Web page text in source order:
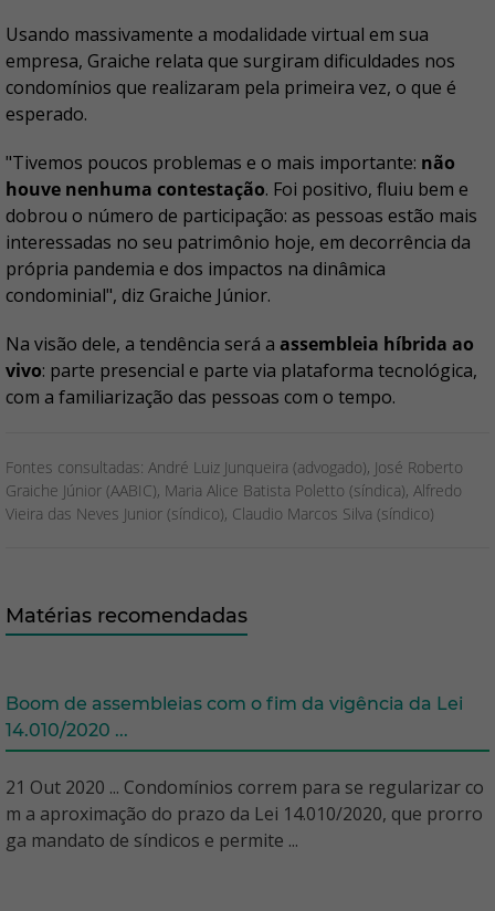
Usando massivamente a modalidade virtual em sua
empresa, Graiche relata que surgiram dificuldades nos
condomínios que realizaram pela primeira vez, o que é
esperado.
"Tivemos poucos problemas e o mais importante: não
houve nenhuma contestação. Foi positivo, fluiu bem e
dobrou o número de participação: as pessoas estão mais
interessadas no seu patrimônio hoje, em decorrência da
própria pandemia e dos impactos na dinâmica
condominial", diz Graiche Júnior.
Na visão dele, a tendência será a assembleia híbrida ao
vivo: parte presencial e parte via plataforma tecnológica,
com a familiarização das pessoas com o tempo.
Fontes consultadas: André Luiz Junqueira (advogado), José Roberto
Graiche Júnior (AABIC), Maria Alice Batista Poletto (síndica), Alfredo
Vieira das Neves Junior (síndico), Claudio Marcos Silva (síndico)
Matérias recomendadas
Boom de assembleias com o fim da vigência da Lei
14.010/2020 ...
21 Out 2020 ... Condomínios correm para se regularizar co
m a aproximação do prazo da Lei 14.010/2020, que prorro
ga mandato de síndicos e permite ...